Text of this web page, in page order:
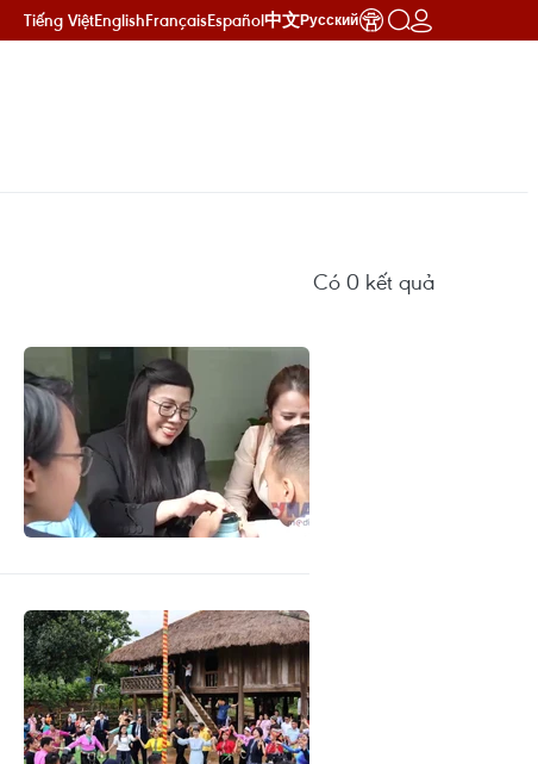
Tiếng ViệtEnglishFrançaisEspañol中文Русский
Có 0 kết quả